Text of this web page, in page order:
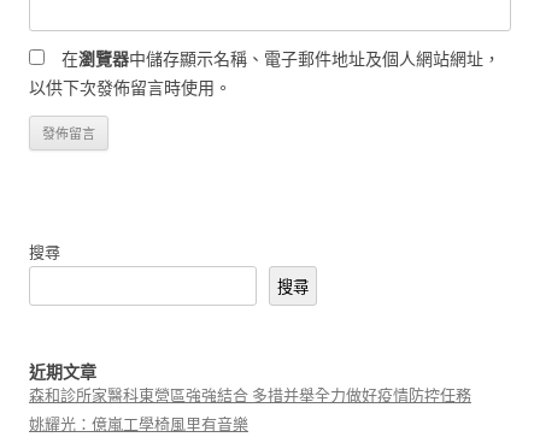
在瀏覽器中儲存顯示名稱、電子郵件地址及個人網站網址，
以供下次發佈留言時使用。
搜尋
搜尋
近期文章
森和診所家醫科東營區強強結合 多措并舉全力做好疫情防控任務
姚耀光：億嵐工學椅風里有音樂